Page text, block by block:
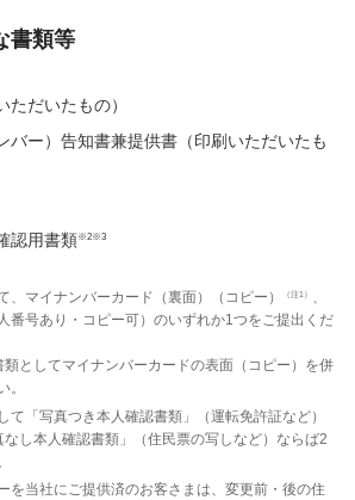
書類等
だいたもの）
バー）告知書兼提供書（印刷いただいたも
認用書類※2※3
、マイナンバーカード（裏面）（コピー） （注1） 、
番号あり・コピー可）のいずれか1つをご提出くだ
としてマイナンバーカードの表面（コピー）を併
。
て「写真つき本人確認書類」（運転免許証など）
し本人確認書類」（住民票の写しなど）ならば2
を当社にご提供済のお客さまは、変更前・後の住